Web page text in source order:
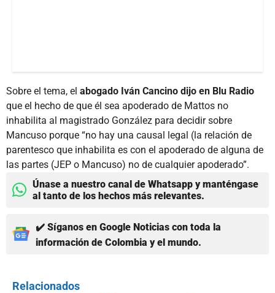
Sobre el tema, el abogado Iván Cancino dijo en Blu Radio
que el hecho de que él sea apoderado de Mattos no
inhabilita al magistrado González para decidir sobre
Mancuso porque “no hay una causal legal (la relación de
parentesco que inhabilita es con el apoderado de alguna de
las partes (JEP o Mancuso) no de cualquier apoderado”.
Únase a nuestro canal de Whatsapp y manténgase
al tanto de los hechos más relevantes.
✔️ Síganos en Google Noticias con toda la
información de Colombia y el mundo.
Relacionados